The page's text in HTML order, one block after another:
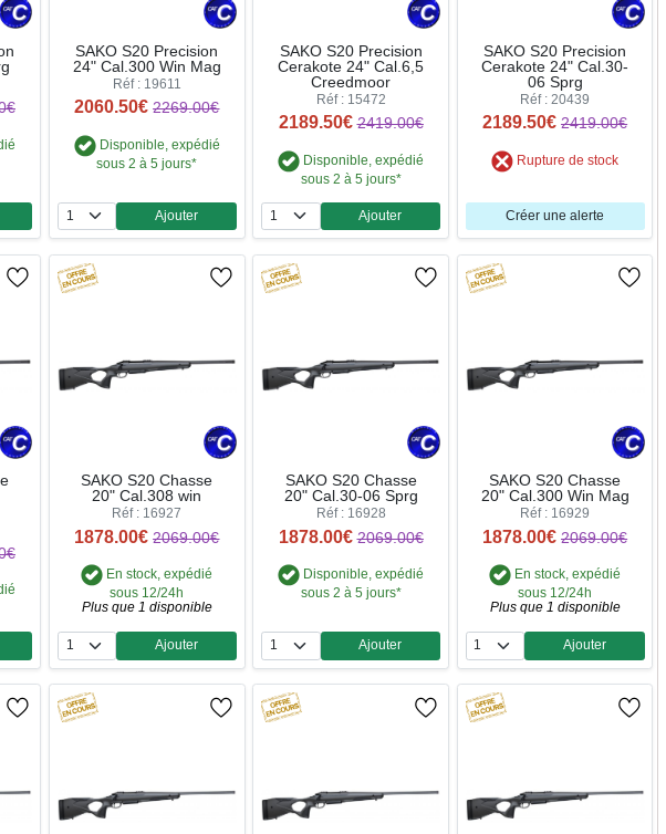
SAKO S20 Precision
24" Cal.300 Win Mag
Réf : 19611
2060.50€ 2269.00€
Disponible, expédié
sous 2 à 5 jours*
Quantité
Ajouter
SAKO S20 Precision
Cerakote 24" Cal.6,5
Creedmoor
Réf : 15472
2189.50€ 2419.00€
Disponible, expédié
sous 2 à 5 jours*
Quantité
Ajouter
SAKO S20 Precision
Cerakote 24" Cal.30-
06 Sprg
Réf : 20439
2189.50€ 2419.00€
Rupture de stock
Créer une alerte
SAKO S20 Chasse
20" Cal.308 win
Réf : 16927
1878.00€ 2069.00€
En stock, expédié
sous 12/24h
Plus que 1 disponible
Quantité
Ajouter
SAKO S20 Chasse
20" Cal.30-06 Sprg
Réf : 16928
1878.00€ 2069.00€
Disponible, expédié
sous 2 à 5 jours*
Quantité
Ajouter
SAKO S20 Chasse
20" Cal.300 Win Mag
Réf : 16929
1878.00€ 2069.00€
En stock, expédié
sous 12/24h
Plus que 1 disponible
Quantité
Ajouter